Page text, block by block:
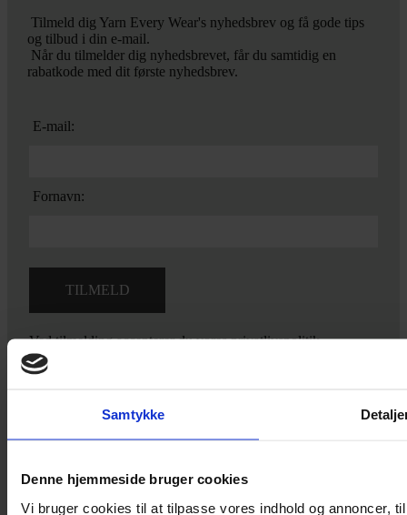
Samtykke
Denne hjemmeside bruger cookies
Vi bruger cookies til at tilpasse vores indhold og annoncer,
Tilmeld dig Yarn Every Wear's nyhedsbrev og få gode tips
og tilbud i din e-mail.
Når du tilmelder dig nyhedsbrevet, får du samtidig en
rabatkode med dit første nyhedsbrev.
E-mail:
Fornavn:
Ved tilmelding accepterer du voresprivatlivspolitik.
mig,eller kom forbi butikken på Vestergade 12 i Tønder. Så hjælper